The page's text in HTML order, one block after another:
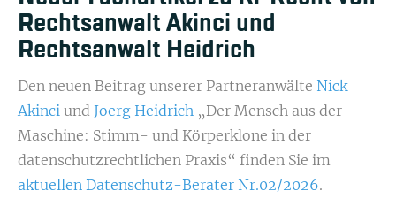
Rechtsanwalt Akinci und
Rechtsanwalt Heidrich
Den neuen Beitrag unserer Partneranwälte Nick
Akinci und Joerg Heidrich „Der Mensch aus der
Maschine: Stimm- und Körperklone in der
datenschutzrechtlichen Praxis“ finden Sie im
aktuellen Datenschutz-Berater Nr.02/2026.